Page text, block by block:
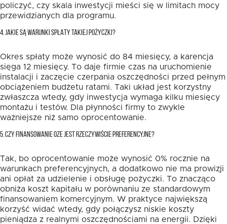
policzyć, czy skala inwestycji mieści się w limitach mocy
przewidzianych dla programu.
4. JAKIE SĄ WARUNKI SPŁATY TAKIEJ POŻYCZKI?
Okres spłaty może wynosić do 84 miesięcy, a karencja
sięga 12 miesięcy. To daje firmie czas na uruchomienie
instalacji i zaczęcie czerpania oszczędności przed pełnym
obciążeniem budżetu ratami. Taki układ jest korzystny
zwłaszcza wtedy, gdy inwestycja wymaga kilku miesięcy
montażu i testów. Dla płynności firmy to zwykle
ważniejsze niż samo oprocentowanie.
5. CZY FINANSOWANIE OZE JEST RZECZYWIŚCIE PREFERENCYJNE?
Tak, bo oprocentowanie może wynosić 0% rocznie na
warunkach preferencyjnych, a dodatkowo nie ma prowizji
ani opłat za udzielenie i obsługę pożyczki. To znacząco
obniża koszt kapitału w porównaniu ze standardowym
finansowaniem komercyjnym. W praktyce największą
korzyść widać wtedy, gdy połączysz niskie koszty
pieniądza z realnymi oszczędnościami na energii. Dzięki